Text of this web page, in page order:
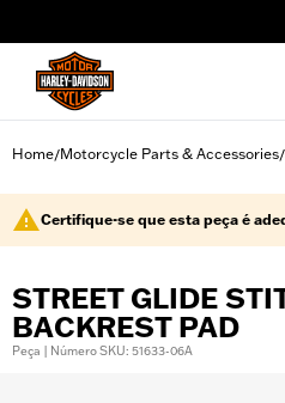
Home/Motorcycle Parts & Accessories/
Certifique-se que esta peça é
STREET GLIDE
BACKREST PAD
Peça | Número SKU: 51633-06A